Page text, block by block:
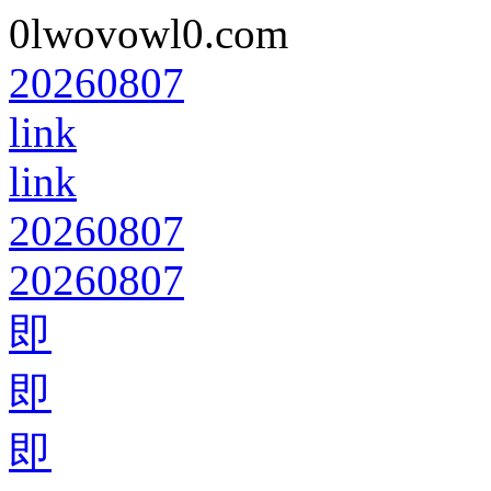
0lwovowl0.com
20260807
link
link
20260807
20260807
即
即
即